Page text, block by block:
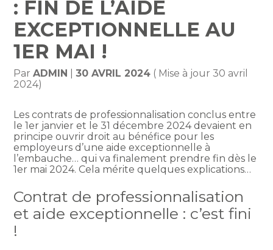
: FIN DE L’AIDE
EXCEPTIONNELLE AU
1ER MAI !
ParADMIN |30 AVRIL 2024 ( Mise à jour 30 avril
2024)
Les contrats de professionnalisation conclus entre
le 1er janvier et le 31 décembre 2024 devaient en
principe ouvrir droit au bénéfice pour les
employeurs d’une aide exceptionnelle à
l’embauche… qui va finalement prendre fin dès le
1er mai 2024. Cela mérite quelques explications…
Contrat de professionnalisation
et aide exceptionnelle : c’est fini
!